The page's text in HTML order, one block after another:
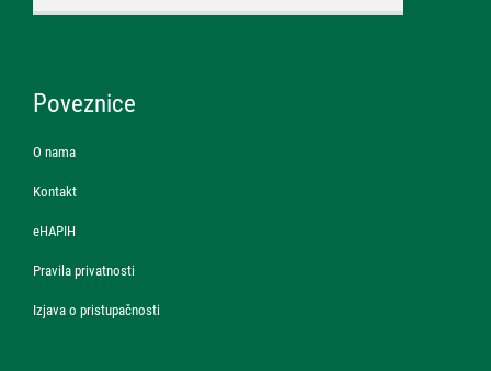
Poveznice
O nama
Kontakt
eHAPIH
Pravila privatnosti
Izjava o pristupačnosti